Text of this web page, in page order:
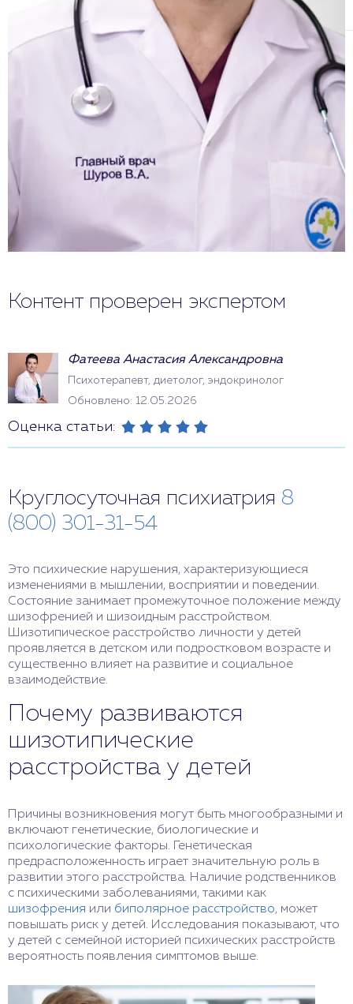
Контент проверен экспертом
Фатеева Анастасия Александровна
Психотерапевт, диетолог, эндокринолог
Обновлено: 12.05.2026
Оценка статьи:
Круглосуточная психиатрия 8
(800) 301-31-54
Это психические нарушения, характеризующиеся
изменениями в мышлении, восприятии и поведении.
Состояние занимает промежуточное положение между
шизофренией и шизоидным расстройством.
Шизотипическое расстройство личности у детей
проявляется в детском или подростковом возрасте и
существенно влияет на развитие и социальное
взаимодействие.
Почему развиваются
шизотипические
расстройства у детей
Причины возникновения могут быть многообразными и
включают генетические, биологические и
психологические факторы. Генетическая
предрасположенность играет значительную роль в
развитии этого расстройства. Наличие родственников
с психическими заболеваниями, такими как
шизофрения или биполярное расстройство, может
повышать риск у детей. Исследования показывают, что
у детей с семейной историей психических расстройств
вероятность появления симптомов выше.